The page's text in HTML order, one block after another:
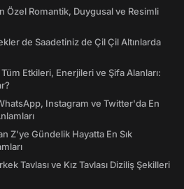
Özel Romantik, Duygusal ve Resimli
de Saadetiniz de Çil Çil Altınlarda
Etkileri, Enerjileri ve Şifa Alanları:
Instagram ve Twitter'da En
Z'ye Gündelik Hayatta En Sık
Tavlası ve Kız Tavlası Diziliş Şekilleri